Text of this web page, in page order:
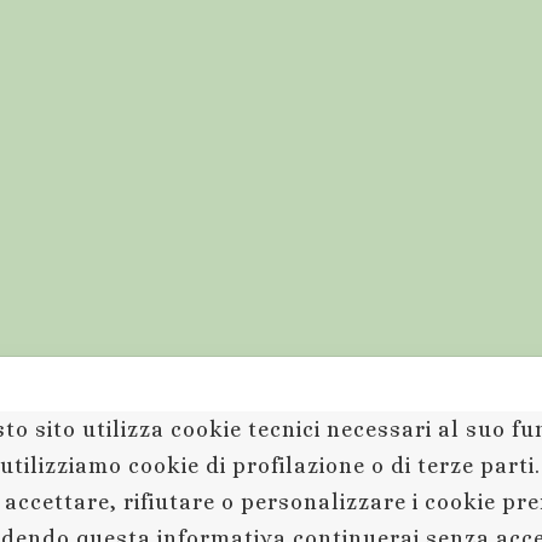
sito utilizza cookie tecnici necessari al suo
cookie di profilazione o di terze
accettare, rifiutare o personalizzare i cookie